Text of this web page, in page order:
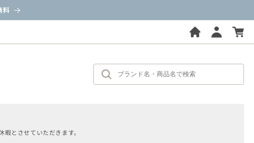
料
とさせていただきます。